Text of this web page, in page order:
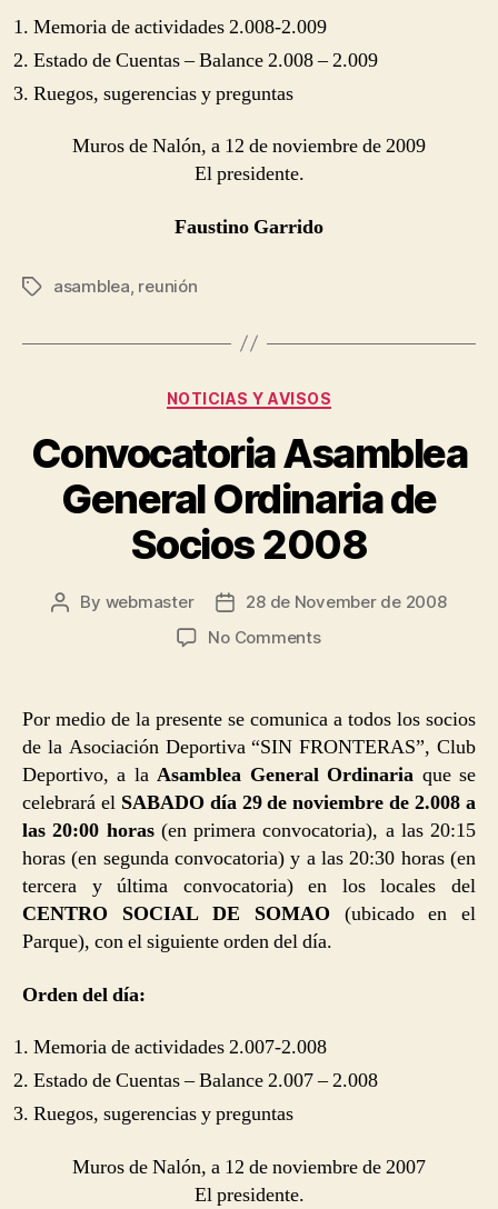
Memoria de actividades 2.008-2.009
Estado de Cuentas – Balance 2.008 – 2.009
Ruegos, sugerencias y preguntas
Muros de Nalón, a 12 de noviembre de 2009
El presidente.
Faustino Garrido
Tagsasamblea reunión
Categories
NOTICIAS Y AVISOS
Convocatoria Asamblea
General Ordinaria de
Socios 2008
Post
By webmaster
Post
date
28 de November de 2008
No Commentson
General
de
Socios
2008
Por medio de la presente se comunica a todos los socios
de la Asociación Deportiva “SIN FRONTERAS”, Club
Deportivo, a laAsamblea General Ordinaria que se
celebrará el SABADO día 29 de noviembre de 2.008 a
las 20:00 horas(en primera convocatoria), a las 20:15
horas (en segunda convocatoria) y a las 20:30 horas (en
tercera y última convocatoria) en los locales del
CENTRO SOCIAL DE SOMAO (ubicado en el
Parque), con el siguiente orden del día.
Orden del día:
Memoria de actividades 2.007-2.008
Estado de Cuentas – Balance 2.007 – 2.008
Ruegos, sugerencias y preguntas
Muros de Nalón, a 12 de noviembre de 2007
El presidente.